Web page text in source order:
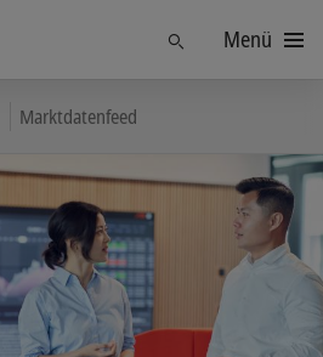
FindenMenü
Marktdatenfeed